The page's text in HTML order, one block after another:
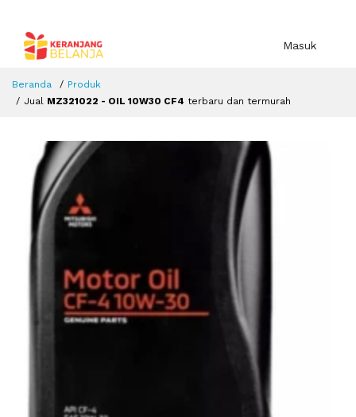
Masuk
Beranda
Produk
Jual MZ321022 - OIL 10W30 CF4 terbaru dan termurah